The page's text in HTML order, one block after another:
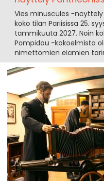
Vies minuscules -
koko tilan Pariisissa 25.
tammikuuta 2027. Noin
Pompidou -kokoelmista
nimettömien elämien